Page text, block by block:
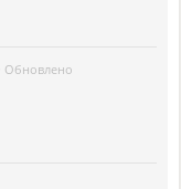
Обновлено